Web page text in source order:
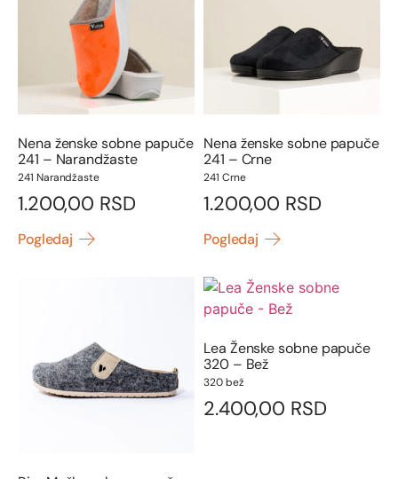
Nena ženske sobne papuče
241 – Narandžaste
241 Narandžaste
1.200,00 RSD
Pogledaj
Nena ženske sobne papuče
241 – Crne
241 Crne
1.200,00 RSD
Pogledaj
Lea Ženske sobne papuče
320 – Bež
320 bež
2.400,00 RSD